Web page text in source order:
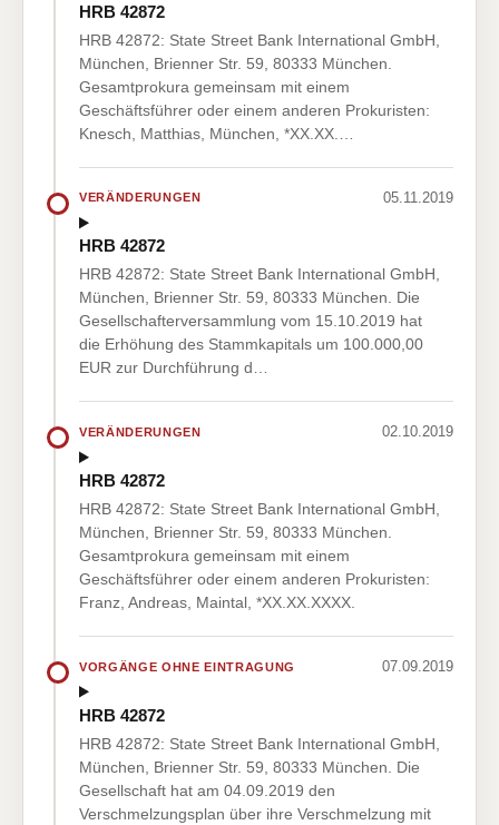
HRB 42872
HRB 42872: State Street Bank International GmbH,
München, Brienner Str. 59, 80333 München.
Gesamtprokura gemeinsam mit einem
Geschäftsführer oder einem anderen Prokuristen:
Knesch, Matthias, München, *XX.XX.…
VERÄNDERUNGEN 05.11.2019
HRB 42872
HRB 42872: State Street Bank International GmbH,
München, Brienner Str. 59, 80333 München. Die
Gesellschafterversammlung vom 15.10.2019 hat
die Erhöhung des Stammkapitals um 100.000,00
EUR zur Durchführung d…
VERÄNDERUNGEN 02.10.2019
HRB 42872
HRB 42872: State Street Bank International GmbH,
München, Brienner Str. 59, 80333 München.
Gesamtprokura gemeinsam mit einem
Geschäftsführer oder einem anderen Prokuristen:
Franz, Andreas, Maintal, *XX.XX.XXXX.
VORGÄNGE OHNE EINTRAGUNG 07.09.2019
HRB 42872
HRB 42872: State Street Bank International GmbH,
München, Brienner Str. 59, 80333 München. Die
Gesellschaft hat am 04.09.2019 den
Verschmelzungsplan über ihre Verschmelzung mit